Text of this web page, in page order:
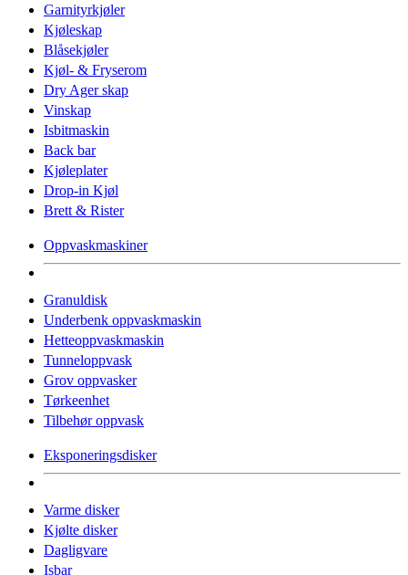
Garnityrkjøler
Kjøleskap
Blåsekjøler
Kjøl- & Fryserom
Dry Ager skap
Vinskap
Isbitmaskin
Back bar
Kjøleplater
Drop-in Kjøl
Brett & Rister
Oppvaskmaskiner
Granuldisk
Underbenk oppvaskmaskin
Hetteoppvaskmaskin
Tunneloppvask
Grov oppvasker
Tørkeenhet
Tilbehør oppvask
Eksponeringsdisker
Varme disker
Kjølte disker
Dagligvare
Isbar